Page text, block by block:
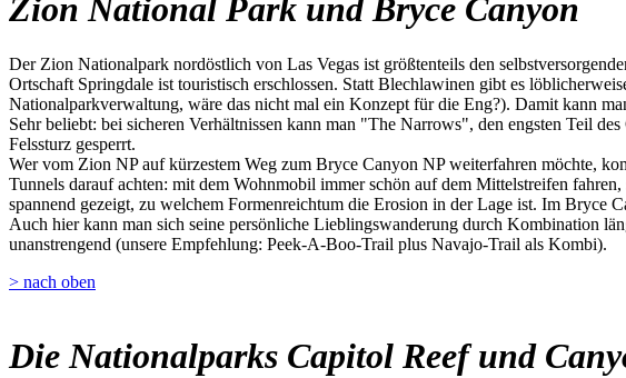
Zion National Park und Bryce Canyon
Der Zion Nationalpark nordöstlich von Las Vegas ist größtenteils den
Ortschaft Springdale ist touristisch erschlossen. Statt Blechlawinen gibt es
Nationalparkverwaltung, wäre das nicht mal ein Konzept für die Eng?). Damit kann
Sehr beliebt: bei sicheren Verhältnissen kann man "The Narrows", den engsten Teil
Felssturz gesperrt.
Wer vom Zion NP auf kürzestem Weg zum Bryce Canyon NP weiterfahren möchte,
Tunnels darauf achten: mit dem Wohnmobil immer schön auf dem Mittelstreifen
spannend gezeigt, zu welchem Formenreichtum die Erosion in der Lage ist. Im
Auch hier kann man sich seine persönliche Lieblingswanderung durch Kombination
unanstrengend (unsere Empfehlung: Peek-A-Boo-Trail plus Navajo-Trail als Kombi).
> nach oben
Die Nationalparks Capitol Reef und